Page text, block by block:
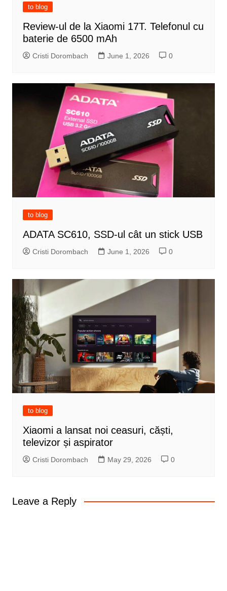
to blog
Review-ul de la Xiaomi 17T. Telefonul cu
baterie de 6500 mAh
Cristi Dorombach June 1, 2026 0
to blog
ADATA SC610, SSD-ul cât un stick USB
Cristi Dorombach June 1, 2026 0
to blog
Xiaomi a lansat noi ceasuri, căști,
televizor și aspirator
Cristi Dorombach May 29, 2026 0
Leave a Reply